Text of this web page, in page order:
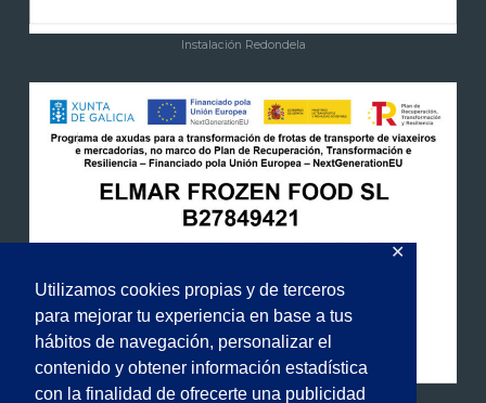
Utilizamos cookies propias y de terceros
para mejorar tu experiencia en base a tus
hábitos de navegación, personalizar el
contenido y obtener información estadística
con la finalidad de ofrecerte una publicidad
✕
Instalación Redondela